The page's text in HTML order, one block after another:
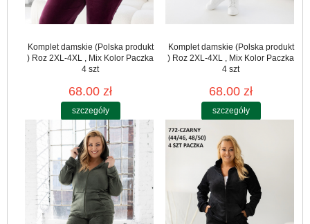
Komplet damskie (Polska produkt
) Roz 2XL-4XL , Mix Kolor Paczka
4 szt
68.00 zł
szczegóły
Komplet damskie (Polska produkt
) Roz 2XL-4XL , Mix Kolor Paczka
4 szt
68.00 zł
szczegóły